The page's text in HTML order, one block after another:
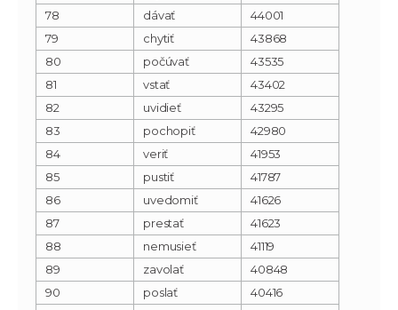
78
dávať
44001
79
chytiť
43868
80
počúvať
43535
81
vstať
43402
82
uvidieť
43295
83
pochopiť
42980
84
veriť
41953
85
pustiť
41787
86
uvedomiť
41626
87
prestať
41623
88
nemusieť
41119
89
zavolať
40848
90
poslať
40416